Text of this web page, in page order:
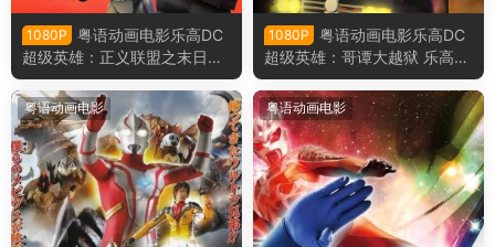
1080P
粤语动画电影乐高DC
超级英雄：正义联盟之末日军
团的进攻 乐高正义联盟：毁灭
军团来袭粤语版
1080P
粤语动画电影乐高DC
超级英雄：哥谭大越狱 乐高超
级英雄：正义联盟之冲出哥谭
市粤语版
粤语动画电影 粤语动画电影